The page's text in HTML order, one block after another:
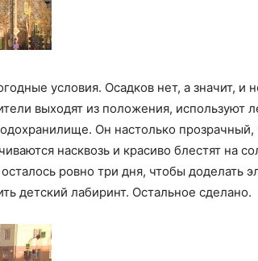
условия. Осадков нет, а значит, и
выходят из положения, используют
Он настолько прозрачный,
насквозь и красиво блестят на
ровно три дня, чтобы доделать
детский лабиринт. Остальное сделано.